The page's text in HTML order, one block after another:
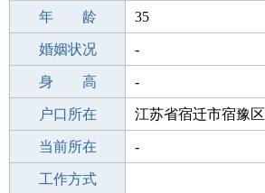
性 别 男
年 龄 35
出生年月 1991-12-08
婚姻状况 -
学 历 初中
身 高 -
毕业学校 菏泽第2初级中学
户口所在 江苏省宿迁市宿豫区
所学专业 -
当前所在 -
工作经验
工作方式